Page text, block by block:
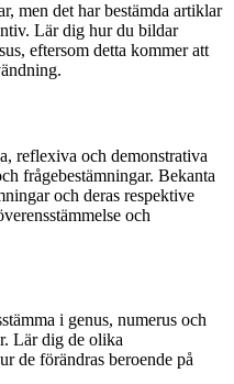
men det har bestämda artiklar
Lär dig hur du bildar
eftersom detta kommer att
reflexiva och demonstrativa
frågebestämningar. Bekanta
och deras respektive
och
i genus, numerus och
Lär dig de olika
de förändras beroende på